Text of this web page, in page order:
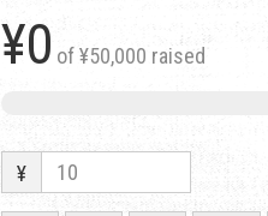
¥0 of¥50,000 raised
¥